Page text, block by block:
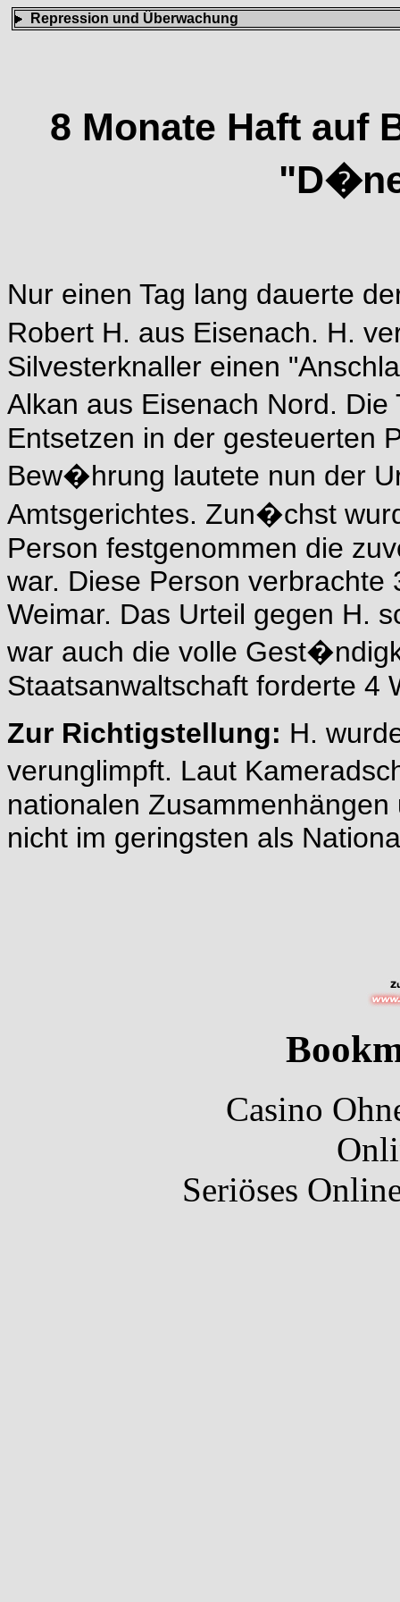
Repression und Überwachung
8 Monate Haft
Nur einen Tag lang dauerte
Robert H. aus Eisenach. H.
Silvesterknaller einen
Alkan aus Eisenach Nord.
Entsetzen in der gesteuerten
Bew�hrung lautete nun der
Amtsgerichtes. Zun�chst
Person festgenommen die
war. Diese Person verbrachte
Weimar. Das Urteil gegen H.
war auch die volle
Staatsanwaltschaft forderte 4
Zur Richtigstellung: H.
verunglimpft. Laut
nationalen
nicht im geringsten als
Casino
Seriöses